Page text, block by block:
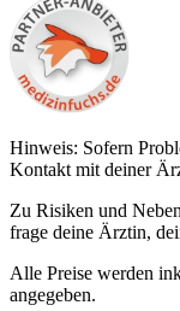
Hinweis: Sofern
Kontakt mit deiner
Zu Risiken und
frage deine Ärztin,
Alle Preise werden
angegeben.